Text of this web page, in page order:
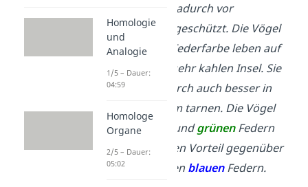
tarnen und sind dadurch vor
Fressfeinden gut geschützt. Die Vögel
mit derbraunen
Federfarbe leben auf
einer trockenen, sehr kahlen Insel. Sie
können sich dadurch auch besser in
ihrem Lebensraum tarnen. Die Vögel
mit denbraunen undgrünenFedern
haben jeweils einen Vorteil gegenüber
den Vögeln mit den blauenFedern.
Homologie
und
Analogie
1/5 – Dauer:
04:59
Homologe
Organe
2/5 – Dauer:
05:02